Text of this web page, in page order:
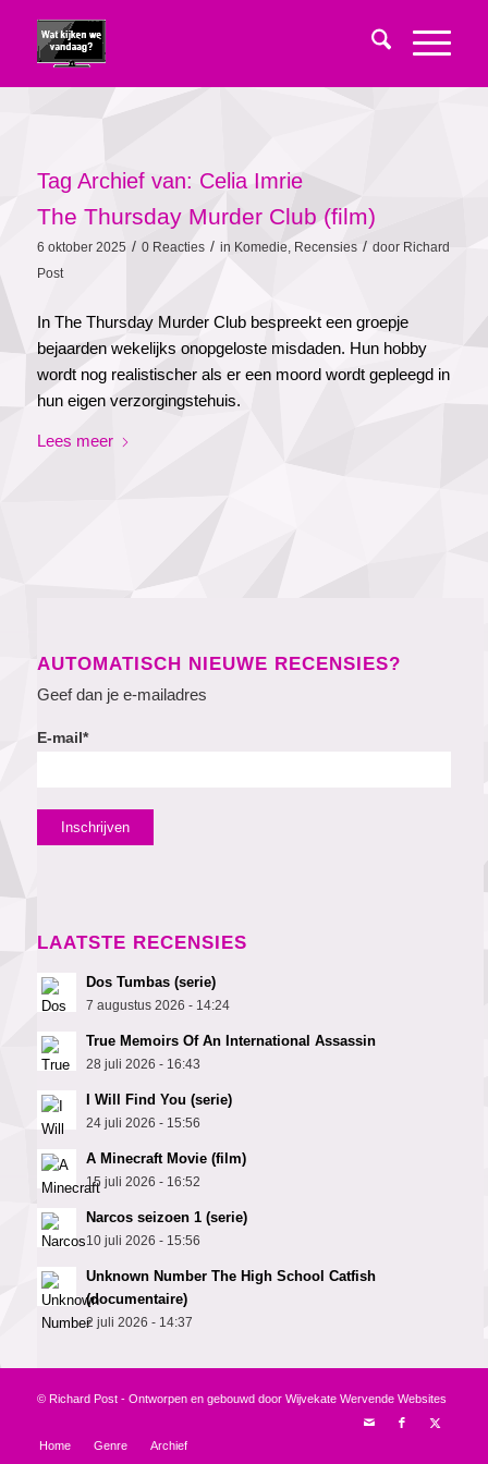
Tag Archief van: Celia Imrie
The Thursday Murder Club (film)
6 oktober 2025 / 0 Reacties / in Komedie, Recensies / door Richard
Post
In The Thursday Murder Club bespreekt een groepje
bejaarden wekelijks onopgeloste misdaden. Hun hobby
wordt nog realistischer als er een moord wordt gepleegd in
hun eigen verzorgingstehuis.
Lees meer
AUTOMATISCH NIEUWE RECENSIES?
Geef dan je e-mailadres
E-mail*
LAATSTE RECENSIES
Dos Tumbas (serie)
7 augustus 2026 - 14:24
True Memoirs Of An International Assassin
28 juli 2026 - 16:43
I Will Find You (serie)
24 juli 2026 - 15:56
A Minecraft Movie (film)
15 juli 2026 - 16:52
Narcos seizoen 1 (serie)
10 juli 2026 - 15:56
Unknown Number The High School Catfish
(documentaire)
2 juli 2026 - 14:37
© Richard Post - Ontworpen en gebouwd door Wijvekate Wervende Websites
Home Genre Archief